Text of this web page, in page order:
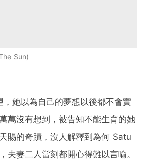
Sun
她以為自己的夢想以後都不會實
萬沒有想到，被告知不能生育的她
賜的奇蹟，沒人解釋到為何 Satu
夫妻二人當刻都開心得難以言喻。